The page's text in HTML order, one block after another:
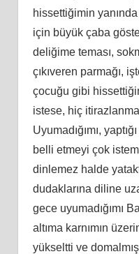
hissettiğimin
için büyük çaba
deliğime teması,
çıkıveren parmağı,
çocuğu gibi
istese, hiç
Uyumadığımı,
belli etmeyi çok
dinlemez halde
dudaklarına diline
gece uyumadığımı
altıma karnımın
yükseltti ve